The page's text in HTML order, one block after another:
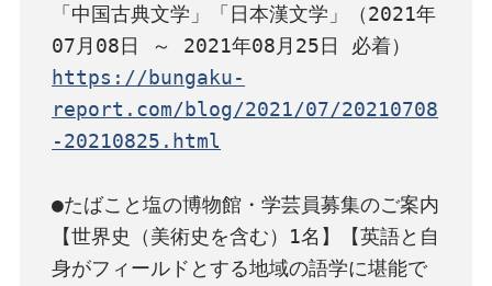
「中国古典文学」「日本漢文学」（2021年
https://bungaku-
report.com/blog/2021/07/20210708
-20210825.html
●たばこと塩の博物館・学芸員募集のご案内
【世界史（美術史を含む）1名】【英語と自
身がフィールドとする地域の語学に堪能で